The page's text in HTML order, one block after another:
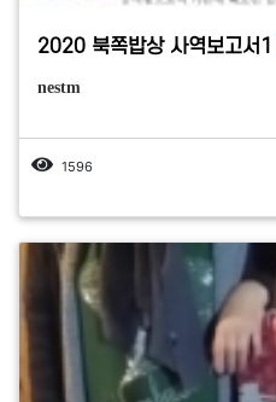
2020 북쪽밥상 사역보고서1
nestm
1596